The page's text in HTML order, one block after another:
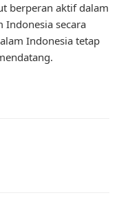
berperan aktif dalam
Indonesia secara
Indonesia tetap